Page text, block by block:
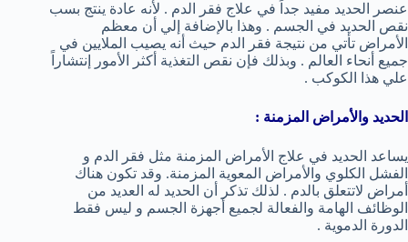
عنصر الحديد مفيد جداً في علاج فقر الدم . لأنه عادة ينتج بسب
نقص الحديد في الجسم . وهذا بالإضافة إلي أن معظم
الأمراض تأتي من نتيجة فقر الدم حيث أنه يصيب الملايين في
جميع أنحاء العالم . وبذلك فإن نقص التغذية أكثر الأمور إنتشاراً
علي هذا الكوكب .
الحديد والأمراض المزمنة :
يساعد الحديد في علاج الأمراض المزمنة مثل فقر الدم و
الفشل الكلوي والأمراض المعوية المزمنة. وقد تكون هناك
أمراض لاتتعلق بالدم . لذلك تذكر أن الحديد له العديد من
الوظائف الهامة والفعالة لجميع أجهزة الجسم و ليس فقط
الدورة الدموية .